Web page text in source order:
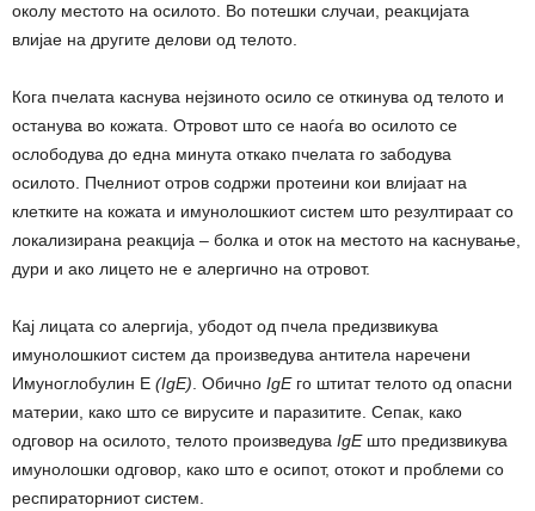
околу местото на осилото. Во потешки случаи, реакцијата
влијае на другите делови од телото.
Кога пчелата каснува нејзиното осило се откинува од телото и
останува во кожата. Отровот што се наоѓа во осилото се
ослободува до една минута откако пчелата го забодува
осилото. Пчелниот отров содржи протеини кои влијаат на
клетките на кожата и имунолошкиот систем што резултираат со
локализирана реакција – болка и оток на местото на каснување,
дури и ако лицето не е алергично на отровот.
Кај лицата со алергија, убодот од пчела предизвикува
имунолошкиот систем да произведува антитела наречени
Имуноглобулин Е (IgE) . Обично IgEго штитат телото од опасни
материи, како што се вирусите и паразитите. Сепак, како
одговор на осилото, телото произведува IgEшто предизвикува
имунолошки одговор, како што е осипот, отокот и проблеми со
респираторниот систем.